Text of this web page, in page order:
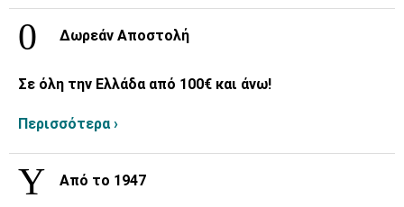
Δωρεάν Αποστολή
Σε όλη την Ελλάδα από 100€ και άνω!
Περισσότερα ›
Από το 1947